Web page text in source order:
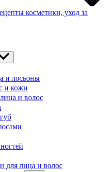
и лосьоны
и кожи
и волос
для лица и волос